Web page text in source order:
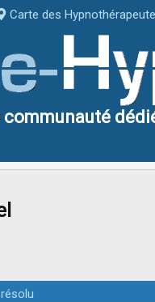
Carte des
communauté